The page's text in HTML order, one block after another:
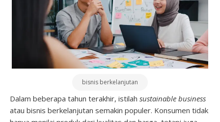
bisnis berkelanjutan
Dalam beberapa tahun terakhir, istilah sustainable business
atau bisnis berkelanjutan semakin populer. Konsumen tidak